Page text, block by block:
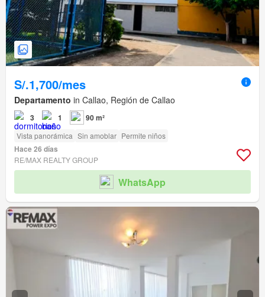
S/.1,700/mes
Departamento in Callao, Región de Callao
3 1 90 m²
Vista panorámica Sin amoblar Permite niños
Hace 26 días
RE/MAX REALTY GROUP
WhatsApp